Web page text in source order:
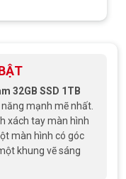
32GB SSD 1TB
mạnh mẽ nhất.
xách tay màn hình
màn hình có góc
khung vẽ sáng